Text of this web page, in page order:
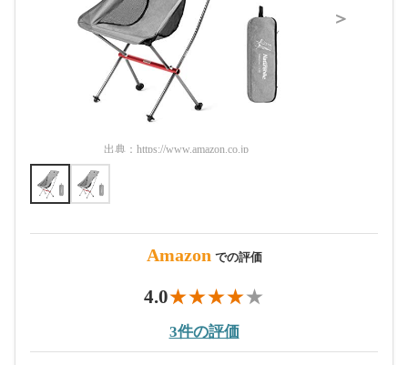
出典： https://www.amazon.co.jp
＞
Amazon での評価
4.0
3件の評価